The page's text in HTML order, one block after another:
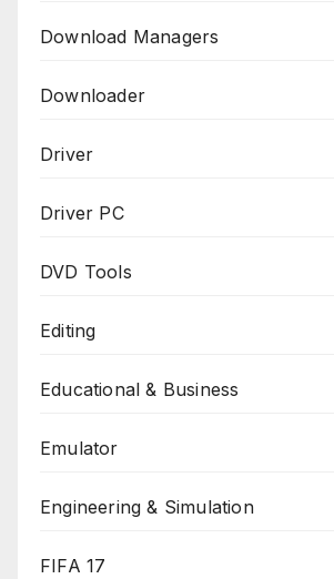
Download Managers
Downloader
Driver
Driver PC
DVD Tools
Editing
Educational & Business
Emulator
Engineering & Simulation
FIFA 17